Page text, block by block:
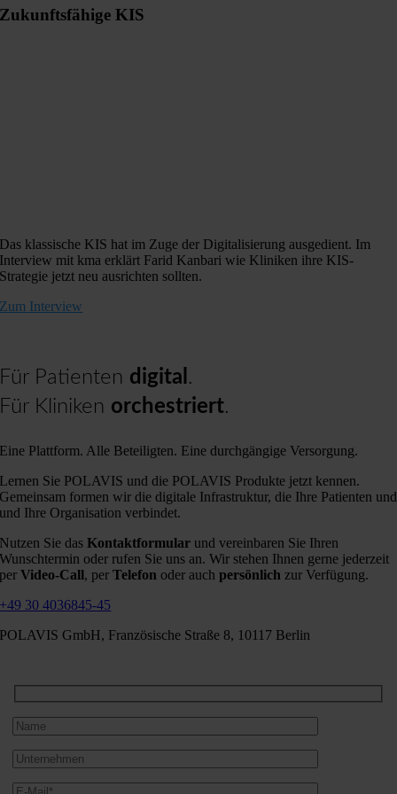
Zukunftsfähige KIS
Das klassische KIS hat im Zuge der Digitalisierung ausgedient. Im
Interview mit kma erklärt Farid Kanbari wie Kliniken ihre KIS-
Strategie jetzt neu ausrichten sollten.
Zum Interview
Für Patienten digital .
Für Kliniken orchestriert.
Eine Plattform. Alle Beteiligten. Eine durchgängige Versorgung.
Lernen Sie POLAVIS und die POLAVIS Produkte jetzt kennen.
Gemeinsam formen wir die digitale Infrastruktur, die Ihre Patienten und
und Ihre Organisation verbindet.
Nutzen Sie dasKontaktformular und vereinbaren Sie Ihren
Wunschtermin oder rufen Sie uns an. Wir stehen Ihnen gerne jederzeit
perVideo-Call, perTelefon oder auchpersönlich zur Verfügung.
+49 30 4036845-45
POLAVIS GmbH, Französische Straße 8, 10117 Berlin